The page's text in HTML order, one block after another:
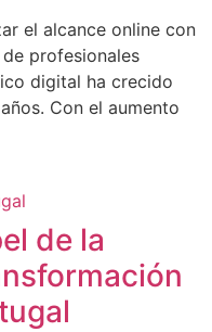
el alcance online con
profesionales
digital ha crecido
Con el aumento
de la